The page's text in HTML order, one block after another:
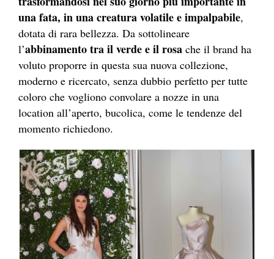
una fata, in una creatura volatile e impalpabile,
dotata di rara bellezza. Da sottolineare
l’abbinamento tra il verde e il rosa che il brand ha
voluto proporre in questa sua nuova collezione,
moderno e ricercato, senza dubbio perfetto per tutte
coloro che vogliono convolare a nozze in una
location all’aperto, bucolica, come le tendenze del
momento richiedono.